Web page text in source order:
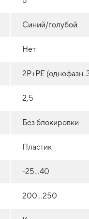
Синий/голубой
Нет
2P+PE (однофазн.
2,5
Без блокировки
Пластик
-25...40
200...250